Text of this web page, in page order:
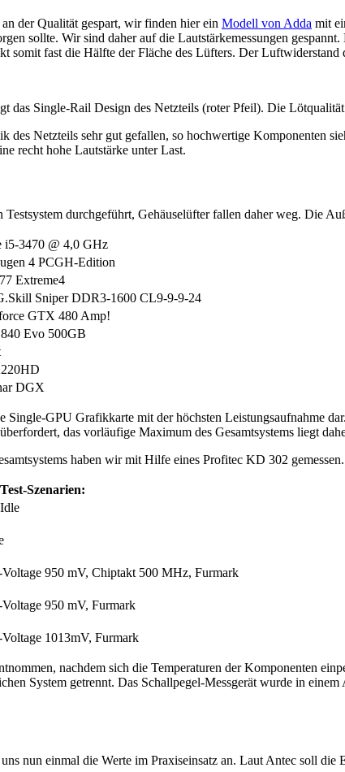
der Qualität gespart, wir finden hier ein Modell von Adda mit
sollte. Wir sind daher auf die Lautstärkemessungen
somit fast die Hälfte der Fläche des Lüfters. Der
das Single-Rail Design des Netzteils (roter Pfeil). Die
des Netzteils sehr gut gefallen, so hochwertige Komponenten
recht hohe Lautstärke unter Last.
durchgeführt, Gehäuselüfter fallen daher weg. Die
i5-3470 @ 4,0 GHz
4 PCGH-Edition
Extreme4
Sniper DDR3-1600 CL9-9-9-24
GTX 480 Amp!
840 Evo 500GB
DGX
GPU Grafikkarte mit der höchsten Leistungsaufnahme
das vorläufige Maximum des Gesamtsystems liegt
haben wir mit Hilfe eines Profitec KD 302
Test-Szenarien:
950 mV, Chiptakt 500 MHz, Furmark
950 mV, Furmark
1013mV, Furmark
nachdem sich die Temperaturen der Komponenten
System getrennt. Das Schallpegel-Messgerät wurde in
nun einmal die Werte im Praxiseinsatz an. Laut Antec soll